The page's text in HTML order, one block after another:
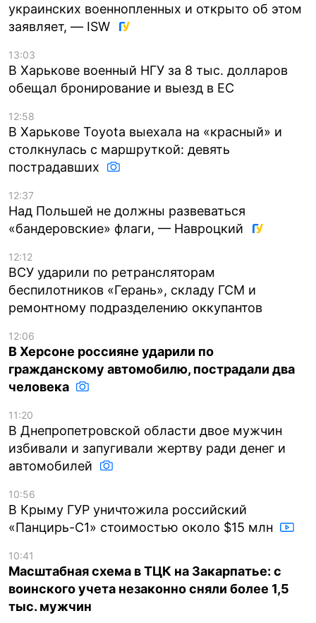
украинских военнопленных и открыто об этом
заявляет, — ISW
13:03
В Харькове военный НГУ за 8 тыс. долларов
обещал бронирование и выезд в ЕС
12:58
В Харькове Toyota выехала на «красный» и
столкнулась с маршруткой: девять
пострадавших
12:37
Над Польшей не должны развеваться
«бандеровские» флаги, — Навроцкий
12:12
ВСУ ударили по ретрансляторам
беспилотников «Герань», складу ГСМ и
ремонтному подразделению оккупантов
12:06
В Херсоне россияне ударили по
гражданскому автомобилю, пострадали два
человека
11:20
В Днепропетровской области двое мужчин
избивали и запугивали жертву ради денег и
автомобилей
10:56
В Крыму ГУР уничтожила российский
«Панцирь-С1» стоимостью около $15 млн
10:41
Масштабная схема в ТЦК на Закарпатье: с
воинского учета незаконно сняли более 1,5
тыс. мужчин